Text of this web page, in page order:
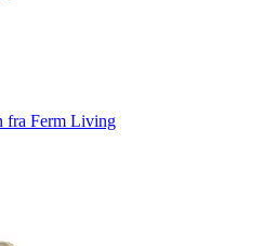
fra Ferm Living